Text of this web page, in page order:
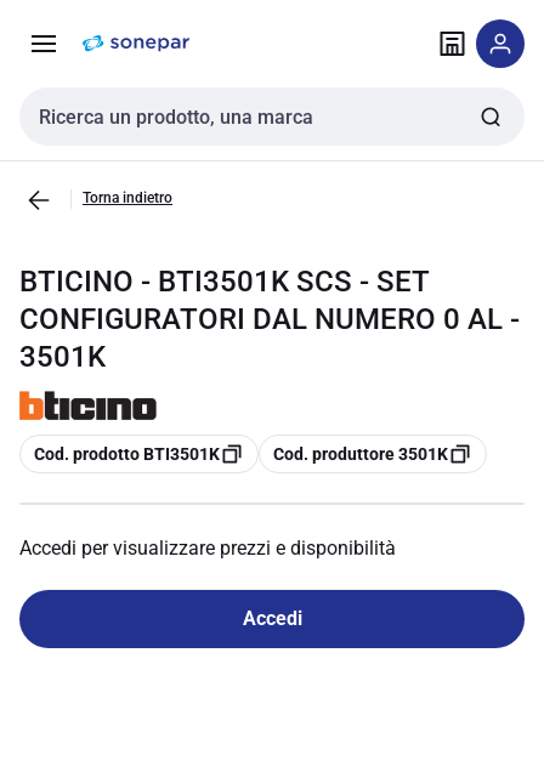
navigazione alla
Cerca input
Torna indietro
BTICINO - BTI3501K SCS - SET
CONFIGURATORI DAL NUMERO 0 AL -
3501K
copia
Cod. prodotto BTI3501K copia
Cod. produttore 3501K
Accedi per visualizzare prezzi e disponibilità
Accedi